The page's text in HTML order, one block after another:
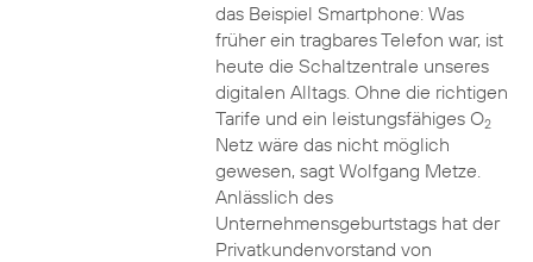
das Beispiel Smartphone: Was
früher ein tragbares Telefon war, ist
heute die Schaltzentrale unseres
digitalen Alltags. Ohne die richtigen
Tarife und ein leistungsfähiges O2
Netz wäre das nicht möglich
gewesen, sagt Wolfgang Metze.
Anlässlich des
Unternehmensgeburtstags hat der
Privatkundenvorstand von